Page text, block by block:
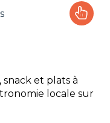
snack et plats à
locale sur